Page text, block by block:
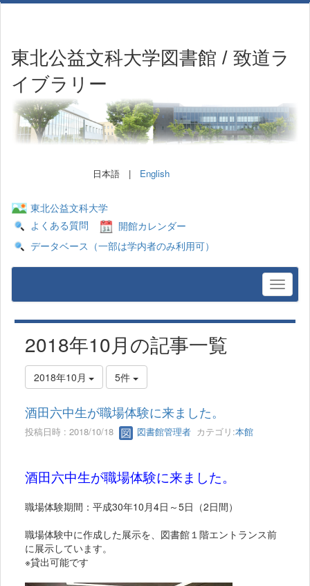
東北公益文科大学図書館 / 致道ラ
イブラリー
日本語 | English
東北公益文科大学
よくある質問
開館カレンダー
データベース（一部は学内者のみ利用可）
2018年10月の記事一覧
2018年10月 5件
酒田六中生が職場体験に来ました。
投稿日時 : 2018/10/18 図書館管理者 カテゴリ:本館
酒田六中生が職場体験に来ました。
職場体験期間：平成30年10月4日～5日（2日間）
職場体験中に作成した展示を、図書館１階エントランス前
に展示しています。
※貸出可能です